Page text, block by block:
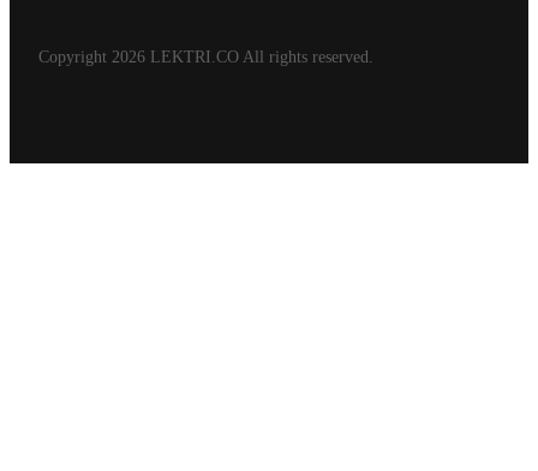
Copyright 2026 LEKTRI.CO All rights reserved.